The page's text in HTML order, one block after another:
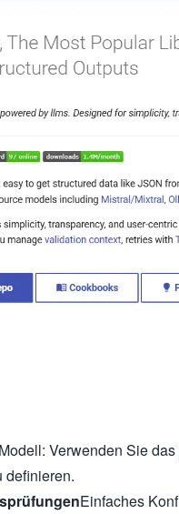
Verwenden Sie
definieren.
Einfaches